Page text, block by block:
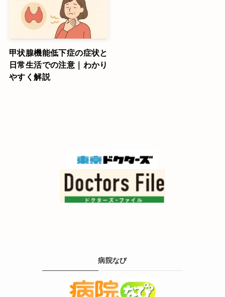
甲状腺機能低下症の症状と
日常生活での注意｜わかり
やすく解説
病院なび